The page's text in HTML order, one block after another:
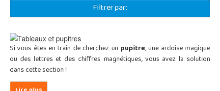
Filtrer par:
Si vous êtes en train de cherchez un pupitre, une ardoise magique
ou des lettres et des chiffres magnétiques, vous avez la solution
dans cette section !